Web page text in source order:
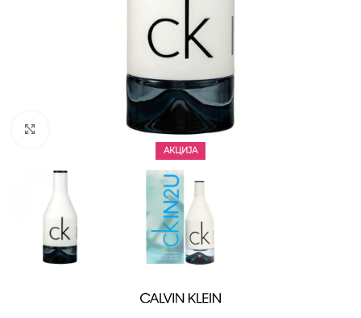
АКЦИЈА
CLICK TO ENLARGE